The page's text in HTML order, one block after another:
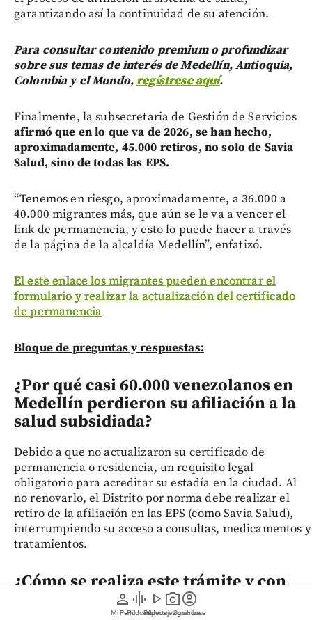
person
Mi Perfil
graphic_eq
Pódcast
play_arrow
Videos
photo_camera
Reportajes gráficos
account_circle
Suscríbete
garantizando así la continuidad de su atención.
Para consultar contenido premium o profundizar
sobre sus temas de interés de Medellín, Antioquia,
Colombia y el Mundo,regístrese aquí.
Finalmente, la subsecretaria de Gestión de Servicios
afirmó que en lo que va de 2026, se han hecho,
aproximadamente, 45.000 retiros, no solo de Savia
Salud, sino de todas las EPS.
“Tenemos en riesgo, aproximadamente, a 36.000 a
40.000 migrantes más, que aún se le va a vencer el
link de permanencia, y esto lo puede hacer a través
de la página de la alcaldía Medellín”, enfatizó.
El este enlace los migrantes pueden encontrar el
formulario y realizar la actualización del certificado
de permanencia
Bloque de preguntas y respuestas:
¿Por qué casi 60.000 venezolanos en
Medellín perdieron su afiliación a la
salud subsidiada?
Debido a que no actualizaron su certificado de
permanencia o residencia, un requisito legal
obligatorio para acreditar su estadía en la ciudad. Al
no renovarlo, el Distrito por norma debe realizar el
retiro de la afiliación en las EPS (como Savia Salud),
interrumpiendo su acceso a consultas, medicamentos y
tratamientos.
¿Cómo se realiza este trámite y con
qué frecuencia deben cumplirlo los